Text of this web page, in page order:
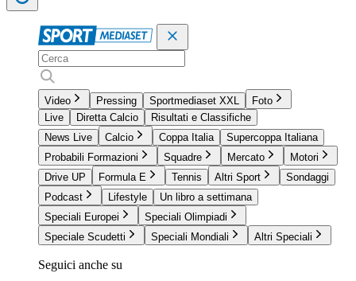
Video Pressing Sportmediaset XXL
Foto
Live
Diretta Calcio
Risultati e Classifiche
News Live
Calcio Coppa Italia
Supercoppa Italiana
Probabili Formazioni
Squadre Mercato
Motori
Drive UP
Formula E Tennis Altri Sport
Sondaggi
Podcast
Lifestyle
Un libro a settimana
Speciali Europei
Speciali Olimpiadi
Speciale Scudetti
Speciali Mondiali Altri Speciali
Seguici anche su